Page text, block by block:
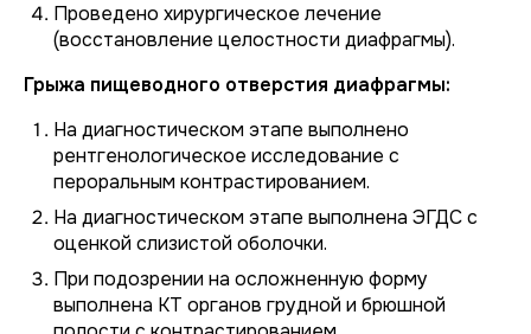
Проведено хирургическое лечение
(восстановление целостности диафрагмы).
Грыжа пищеводного отверстия диафрагмы:
На диагностическом этапе выполнено
рентгенологическое исследование с
пероральным контрастированием.
На диагностическом этапе выполнена ЭГДС с
оценкой слизистой оболочки.
При подозрении на осложненную форму
выполнена КТ органов грудной и брюшной